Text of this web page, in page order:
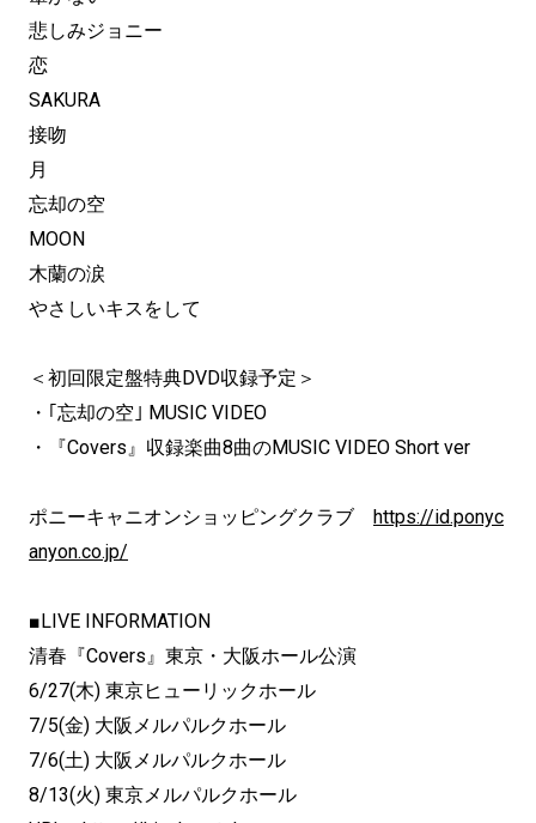
悲しみジョニー
恋
SAKURA
接吻
月
忘却の空
MOON
木蘭の涙
やさしいキスをして
＜初回限定盤特典DVD収録予定＞
・｢忘却の空｣ MUSIC VIDEO
・『Covers』収録楽曲8曲のMUSIC VIDEO Short ver
ポニーキャニオンショッピングクラブ https://id.ponyc
anyon.co.jp/
■LIVE INFORMATION
清春『Covers』東京・大阪ホール公演
6/27(木) 東京ヒューリックホール
7/5(金) 大阪メルパルクホール
7/6(土) 大阪メルパルクホール
8/13(火) 東京メルパルクホール